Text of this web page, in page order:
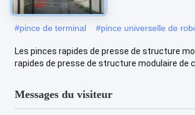
#pince de terminal #pince universelle de
Les pinces rapides de presse de structure
rapides de presse de structure modulaire de
Messages du visiteur